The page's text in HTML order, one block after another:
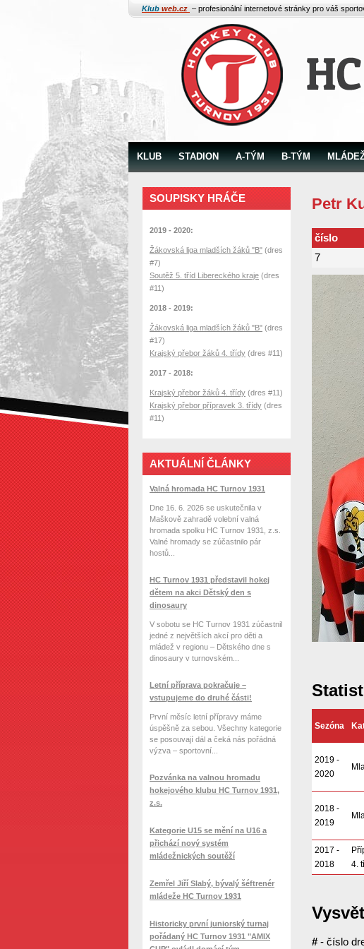
Klub web.cz – profesionální internetové stránky pro váš
KLUB STADION A-TÝM B-TÝM
Petr
číslo
7
Sezóna
2019 -
2020
2018 -
2019
2017 -
2018
4.
# - číslo
SOUPISKY HRÁČE
2019 - 2020:
Žákovská liga mladších žáků "B" (dres
#7)
Soutěž 5. tříd Libereckého kraje (dres
#11)
2018 - 2019:
Žákovská liga mladších žáků "B" (dres
#17)
Krajský přebor žáků 4. třídy (dres #11)
2017 - 2018:
Krajský přebor žáků 4. třídy (dres #11)
Krajský přebor přípravek 3. třídy (dres
#11)
AKTUÁLNÍ ČLÁNKY
Valná hromada HC Turnov 1931
Dne 16. 6. 2026 se uskutečnila v
Maškově zahradě volební valná
hromada spolku HC Turnov 1931, z.s.
Valné hromady se zúčastnilo pár
hostů...
HC Turnov 1931 představil hokej
dětem na akci Dětský den s
dinosaury
V sobotu se HC Turnov 1931 zúčastnil
jedné z největších akcí pro děti a
mládež v regionu – Dětského dne s
dinosaury v turnovském...
Letní příprava pokračuje –
vstupujeme do druhé části!
První měsíc letní přípravy máme
úspěšně za sebou. Všechny kategorie
se posouvají dál a čeká nás pořádná
výzva – sportovní...
Pozvánka na valnou hromadu
hokejového klubu HC Turnov 1931,
z.s.
Kategorie U15 se mění na U16 a
přichází nový systém
mládežnických soutěží
Zemřel Jiří Slabý, bývalý šéftrenér
mládeže HC Turnov 1931
Historicky první juniorský turnaj
pořádaný HC Turnov 1931 "AMIX